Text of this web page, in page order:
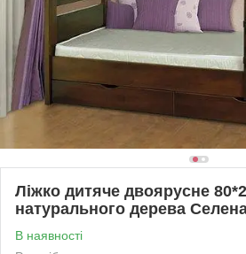
Ліжко дитяче двоярусне
натурального дерева
В наявності